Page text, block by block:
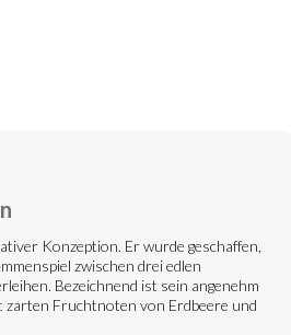
Konzeption. Er wurde geschaffen,
zwischen drei edlen
Bezeichnend ist sein angenehm
Fruchtnoten von Erdbeere und